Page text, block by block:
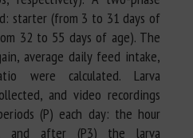
starter (from 3 to 31 days of
32 to 55 days of age). The
average daily feed intake,
were calculated. Larva
and video recordings
(P) each day: the hour
and after (P3) the larva